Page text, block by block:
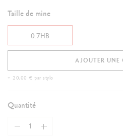
Taille de mine
0.7HB
AJOUTER UNE
+ 20,00 € par stylo
Quantité